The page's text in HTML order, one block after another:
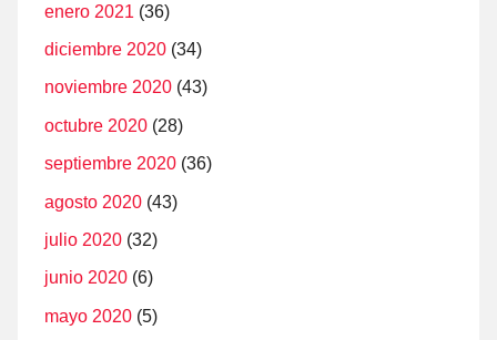
enero 2021 (36)
diciembre 2020 (34)
noviembre 2020 (43)
octubre 2020 (28)
septiembre 2020 (36)
agosto 2020 (43)
julio 2020 (32)
junio 2020 (6)
mayo 2020 (5)